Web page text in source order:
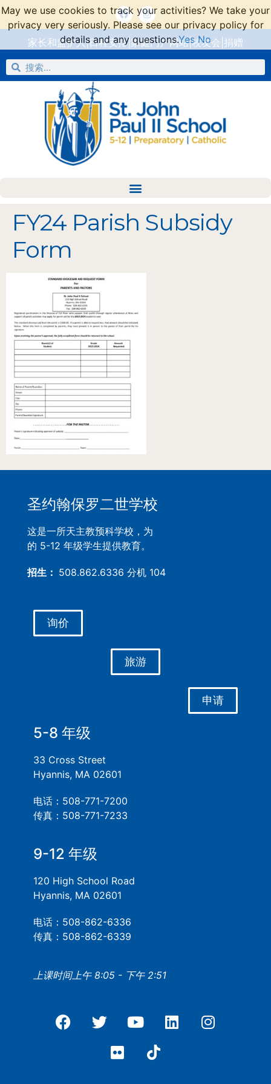
家长和监护人|日程安排| 家庭门户网站|校友会 捐赠
FY24 Parish Subsidy
Form
圣约翰保罗二世学校
这是一所天主教预科学校，为
的 5-12 年级学生提供教育。
招生： 508.862.6336 分机 104
询价
旅游
申请
5-8 年级
33 Cross Street
Hyannis, MA 02601
电话：508-771-7200
传真：508-771-7233
9-12 年级
120 High School Road
Hyannis, MA 02601
电话：508-862-6336
传真：508-862-6339
上课时间上午 8:05 - 下午 2:51
May we use cookies to track your activities? We take your
privacy very seriously. Please see our privacy policy for
details and any questions.Yes No